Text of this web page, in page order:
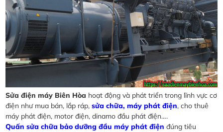
Sửa điện máy Biên Hòa hoạt động và phát triển trong lĩnh vực cơ
điện như mua bán, lắp ráp,sửa chữa, máy phát điện, cho thuê
máy phát điện, motor điện, dinamo đầu phát điện….
Quấn sửa chữa bảo dưỡng đầu máy phát điện đúng tiêu